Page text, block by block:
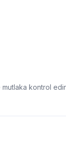
mutlaka kontrol